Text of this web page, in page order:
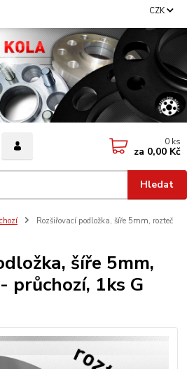
CZK
Hledat
0 ks
za 0,00 Kč
Rozšiřovací podložka, šíře 5mm, rozteč
šíře 5mm,
průchozí, 1ks G